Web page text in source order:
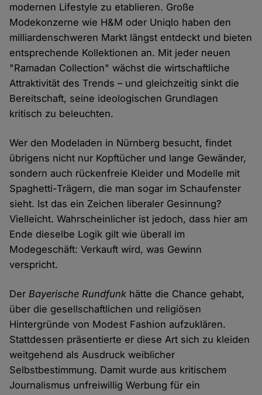
modernen Lifestyle zu etablieren. Große
Modekonzerne wie H&M oder Uniqlo haben den
milliardenschweren Markt längst entdeckt und bieten
entsprechende Kollektionen an. Mit jeder neuen
"Ramadan Collection" wächst die wirtschaftliche
Attraktivität des Trends – und gleichzeitig sinkt die
Bereitschaft, seine ideologischen Grundlagen
kritisch zu beleuchten.
Wer den Modeladen in Nürnberg besucht, findet
übrigens nicht nur Kopftücher und lange Gewänder,
sondern auch rückenfreie Kleider und Modelle mit
Spaghetti-Trägern, die man sogar im Schaufenster
sieht. Ist das ein Zeichen liberaler Gesinnung?
Vielleicht. Wahrscheinlicher ist jedoch, dass hier am
Ende dieselbe Logik gilt wie überall im
Modegeschäft: Verkauft wird, was Gewinn
verspricht.
Der Bayerische Rundfunk hätte die Chance gehabt,
über die gesellschaftlichen und religiösen
Hintergründe von Modest Fashion aufzuklären.
Stattdessen präsentierte er diese Art sich zu kleiden
weitgehend als Ausdruck weiblicher
Selbstbestimmung. Damit wurde aus kritischem
Journalismus unfreiwillig Werbung für ein